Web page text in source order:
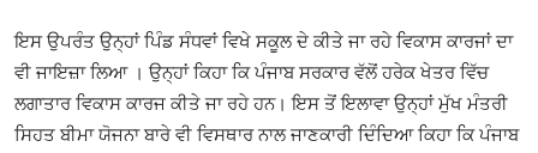
ਇਸ ਉਪਰੰਤ ਉਨ੍ਹਾਂ ਪਿੰਡ ਸੰਧਵਾਂ ਵਿਖੇ ਸਕੂਲ ਦੇ ਕੀਤੇ ਜਾ ਰਹੇ ਵਿਕਾਸ ਕਾਰਜਾਂ ਦਾ
ਵੀ ਜਾਇਜ਼ਾ ਲਿਆ । ਉਨ੍ਹਾਂ ਕਿਹਾ ਕਿ ਪੰਜਾਬ ਸਰਕਾਰ ਵੱਲੋਂ ਹਰੇਕ ਖੇਤਰ ਵਿੱਚ
ਲਗਾਤਾਰ ਵਿਕਾਸ ਕਾਰਜ ਕੀਤੇ ਜਾ ਰਹੇ ਹਨ। ਇਸ ਤੋਂ ਇਲਾਵਾ ਉਨ੍ਹਾਂ ਮੁੱਖ ਮੰਤਰੀ
ਸਿਹਤ ਬੀਮਾ ਯੋਜਨਾ ਬਾਰੇ ਵੀ ਵਿਸਥਾਰ ਨਾਲ ਜਾਣਕਾਰੀ ਦਿੰਦਿਆ ਕਿਹਾ ਕਿ ਪੰਜਾਬ